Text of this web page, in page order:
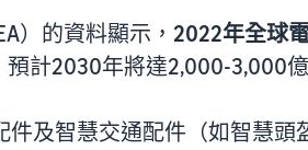
）的資料顯示， 2022年全球
預計2030年將達2,000-3,000億
件及智慧交通配件（如智慧頭